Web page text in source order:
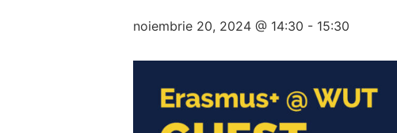
noiembrie 20, 2024 @ 14:30 - 15:30